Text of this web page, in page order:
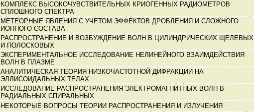
КОМПЛЕКС ВЫСОКОЧУВСТВИТЕЛЬНЫХ КРИОГЕННЫХ РАДИОМЕТРОВ
СПЛОШНОГО СПЕКТРА
МЕТЕОРНЫЕ ЯВЛЕНИЯ С УЧЕТОМ ЭФФЕКТОВ ДРОБЛЕНИЯ И СЛОЖНОГО
ИОННОГО СОСТАВА
РАСПРОСТРАНЕНИЕ И ВОЗБУЖДЕНИЕ ВОЛН В ЦИЛИНДРИЧЕСКИХ ЩЕЛЕВЫХ
И ПОЛОСКОВЫХ
ЭКСПЕРИМЕНТАЛЬНОЕ ИССЛЕДОВАНИЕ НЕЛИНЕЙНОГО ВЗАИМДЕЙСТВИЯ
ВОЛН В ПЛАЗМЕ
АНАЛИТИЧЕСКАЯ ТЕОРИЯ НИЗКОЧАСТОТНОЙ ДИФРАКЦИИ НА
ЭЛЛИСОИДАЛЬНЫХ ТЕЛАХ
ИССЛЕДОВАНИЕ РАСПРОСТРАНЕНИЯ ЭЛЕКТРОМАГНИТНЫХ ВОЛН В
РАДИАЛЬНЫХ СПИРАЛЬНЫХ
НЕКОТОРЫЕ ВОПРОСЫ ТЕОРИИ РАСПРОСТРАНЕНИЯ И ИЗЛУЧЕНИЯ